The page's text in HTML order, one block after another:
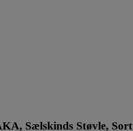
Sælskinds Støvle, Sort